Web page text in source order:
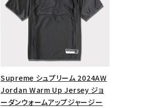
Supreme シュプリーム 2024AW
Jordan Warm Up Jersey ジョ
ーダンウォームアップジャージー